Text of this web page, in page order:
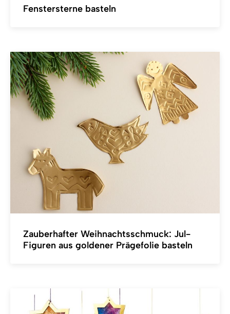
Fenstersterne basteln
Zauberhafter Weihnachtsschmuck: Jul-
Figuren aus goldener Prägefolie basteln